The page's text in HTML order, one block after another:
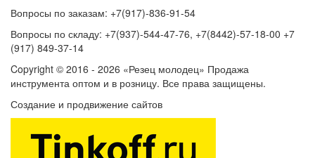
Вопросы по заказам: +7(917)-836-91-54
Вопросы по складу: +7(937)-544-47-76, +7(8442)-57-18-00 +7
(917) 849-37-14
Copyright © 2016 - 2026 «Резец молодец» Продажа
инструмента оптом и в розницу. Все права защищены.
Создание и продвижение сайтов